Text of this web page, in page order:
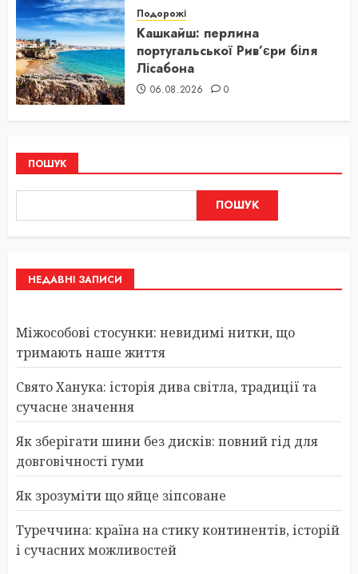
Подорожі
Кашкайш: перлина
португальської Рив’єри біля
Лісабона
06.08.2026 0
ПОШУК
ПОШУК
НЕДАВНІ ЗАПИСИ
Міжособові стосунки: невидимі нитки, що
тримають наше життя
Свято Ханука: історія дива світла, традиції та
сучасне значення
Як зберігати шини без дисків: повний гід для
довговічності гуми
Як зрозуміти що яйце зіпсоване
Туреччина: країна на стику континентів, історій
і сучасних можливостей